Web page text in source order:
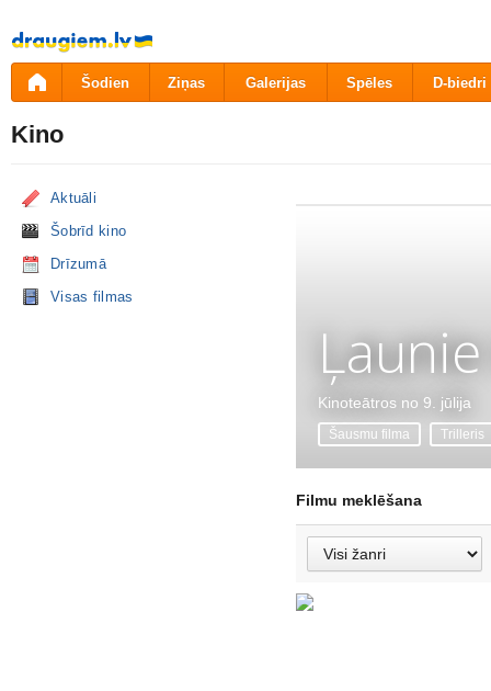
Pāriet
uz
saturu
Šodien Ziņas Galerijas Spēles D-biedri
Kino
Aktuāli
Šobrīd kino
Drīzumā
Visas filmas
Kinoteātros no 9. jūlija
Šausmu filma Trilleris
Filmu meklēšana